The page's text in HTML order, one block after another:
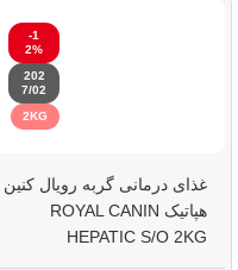
-1
2%
202
7/02
2KG
غذای درمانی گربه رویال کنین
هپاتیک ROYAL CANIN
HEPATIC S/O 2KG